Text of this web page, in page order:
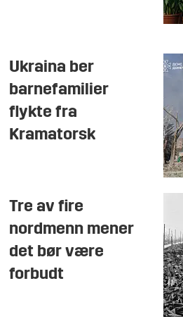
Ukraina ber
barnefamilier
flykte fra
Kramatorsk
Tre av fire
nordmenn mener
det bør være
forbudt